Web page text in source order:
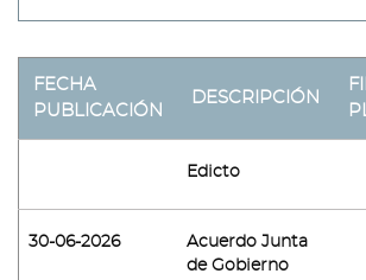
FECHA
PUBLICACIÓN
DESCRIPCIÓN
Edicto
30-06-2026
Acuerdo Junta
de Gobierno